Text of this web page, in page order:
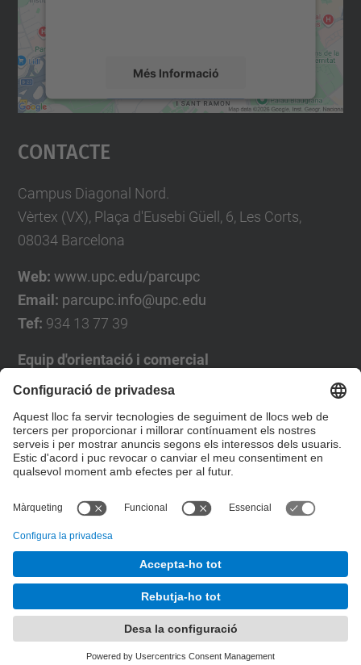
Més Informació
Accepta
powered by
Contacte
Campus Diagonal Nord.
Vèrtex (VX), Plaça d'Eusebi Güell, 6, Les Corts,
08034 Barcelona
Web: www.upc.edu/parcupc
Email: parcupc.info@upc.edu
Tef: 934 13 77 39
Equip d'orientació i comercial
José Luís Grande
Tel. 93 4137194
jose.luis.grande@upc.edu
Formulari de contacte
Desenvolupat amb